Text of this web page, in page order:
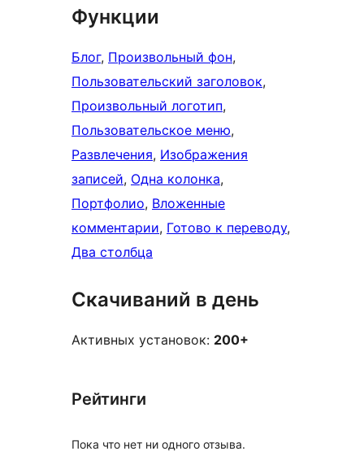
Функции
Блог, Произвольный фон
Пользовательский заголовок
Произвольный логотип
Пользовательское меню
Развлечения, Изображения
записей, Одна колонка
Портфолио, Вложенные
комментарии, Готово к переводу
Два столбца
Скачиваний в день
Активных установок: 200+
Рейтинги
Пока что нет ни одного отзыва.